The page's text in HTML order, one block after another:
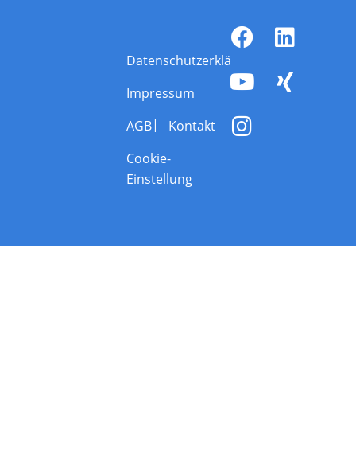
Datenschutzerklärung
Impressum
AGB
Kontakt
Cookie-
Einstellung